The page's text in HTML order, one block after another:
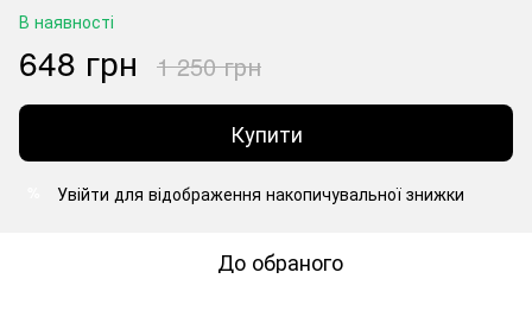
В наявності
648 грн 1 250 грн
Купити
Увійти для відображення накопичувальної знижки
До обраного